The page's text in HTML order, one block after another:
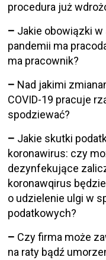
procedura już
– Jakie obowiązki
pandemii ma
ma pracownik?
– Nad jakimi
COVID-19 pracuje
spodziewać?
– Jakie skutki
koronawirus: czy
dezynfekujące
koronawqirus
o udzielenie ulgi w
podatkowych?
– Czy firma może
na raty bądź